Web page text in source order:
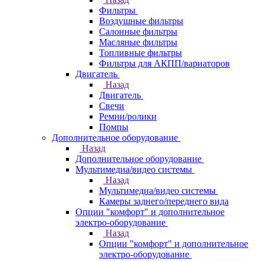
Фильтры
Воздушные фильтры
Салонные фильтры
Масляные фильтры
Топливные фильтры
Фильтры для АКПП/вариаторов
Двигатель
Назад
Двигатель
Свечи
Ремни/ролики
Помпы
Дополнительное оборудование
Назад
Дополнительное оборудование
Мультимедиа/видео системы
Назад
Мультимедиа/видео системы
Камеры заднего/переднего вида
Опции "комфорт" и дополнительное
электро-оборудование
Назад
Опции "комфорт" и дополнительное
электро-оборудование